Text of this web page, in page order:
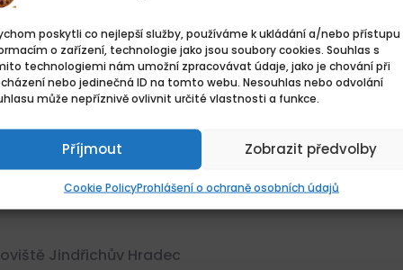
poskytli co nejlepší služby, používáme k ukládání a/nebo přístupu
o zařízení, technologie jako jsou soubory cookies. Souhlas s
technologiemi nám umožní zpracovávat údaje, jako je chování při
nebo jedinečná ID na tomto webu. Nesouhlas nebo odvolání
může nepříznivě ovlivnit určité vlastnosti a funkce.
Příjmout Zobrazit předvolby
Cookie PolicyProhlášení o ochraně osobních údajů
Jindřichův Hradec
140Kč - 160Kč/hodina
Plný úvazek